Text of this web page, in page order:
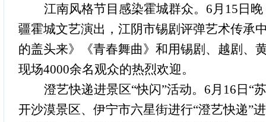
江南风格节目感染霍城群众。 6月15日
疆霍城文艺演出，江阴市锡剧评弹艺术传承
的盖头来》《青春舞曲》和用锡剧、越剧、
现场4000余名观众的热烈欢迎。
澄艺快递进景区“快闪”活动。6月16日“
开沙漠景区、伊宁市六星街进行“澄艺快递”